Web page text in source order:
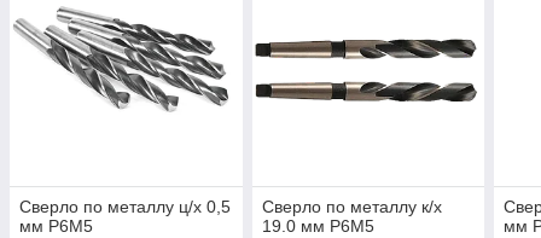
Сверло по металлу ц/х 0,5
мм Р6М5
Сверло по металлу к/х
19.0 мм Р6М5
мм